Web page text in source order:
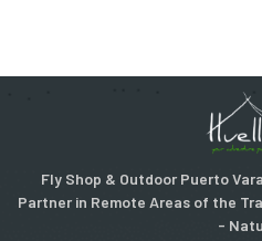
Fly Shop & Outdoor Puerto
Partner in Remote Areas of the
-